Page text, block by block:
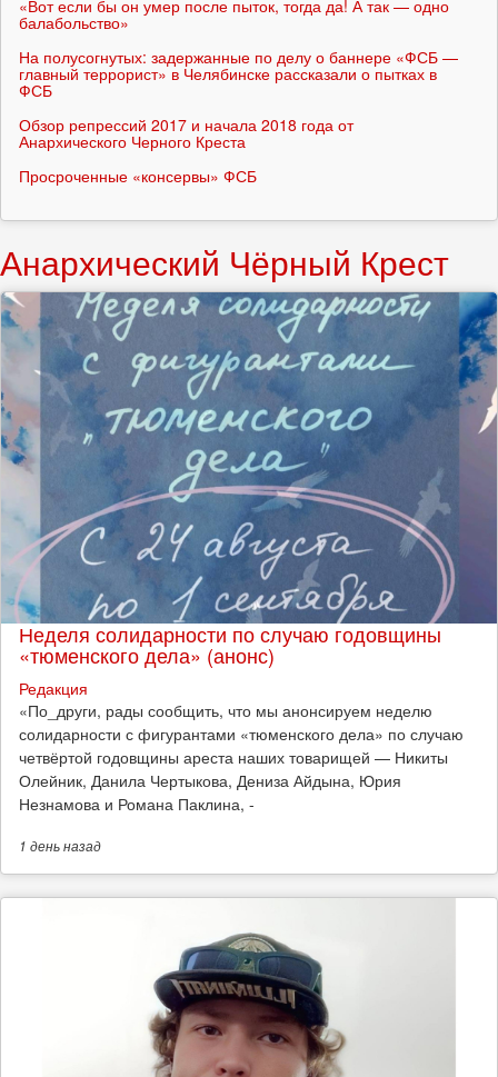
«Вот если бы он умер после пыток, тогда да! А так — одно
балабольство»
На полусогнутых: задержанные по делу о баннере «ФСБ —
главный террорист» в Челябинске рассказали о пытках в
ФСБ
Обзор репрессий 2017 и начала 2018 года от
Анархического Черного Креста
Просроченные «консервы» ФСБ
Анархический Чёрный Крест
Неделя солидарности по случаю годовщины
«тюменского дела» (анонс)
Редакция
​«По_други, рады сообщить, что мы анонсируем неделю
солидарности с фигурантами «тюменского дела» по случаю
четвёртой годовщины ареста наших товарищей — Никиты
Олейник, Данила Чертыкова, Дениза Айдына, Юрия
Незнамова и Романа Паклина, -
1 деньназад